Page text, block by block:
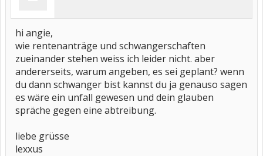
hi angie,
wie rentenanträge und schwangerschaften
zueinander stehen weiss ich leider nicht. aber
andererseits, warum angeben, es sei geplant? wenn
du dann schwanger bist kannst du ja genauso sagen
es wäre ein unfall gewesen und dein glauben
spräche gegen eine abtreibung.
liebe grüsse
lexxus